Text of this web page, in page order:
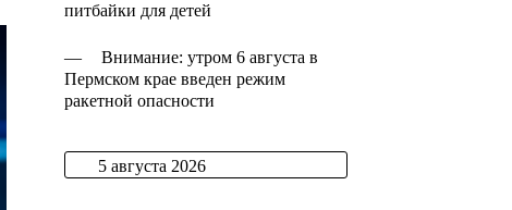
питбайки для детей
—
Внимание: утром 6 августа в
Пермском крае введен режим
ракетной опасности
5 августа 2026